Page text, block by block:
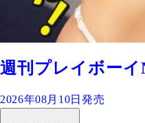
週刊プレイボーイ
2026年08月10日発売